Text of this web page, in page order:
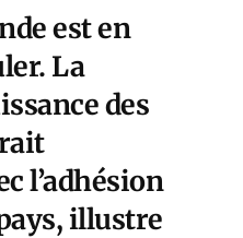
est en
La
des
l’adhésion
illustre